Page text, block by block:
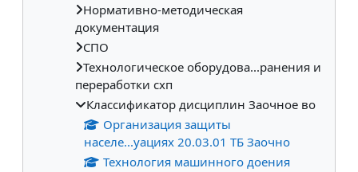
Нормативно-методическая
документация
СПО
Технологическое оборудова...ранения и
переработки схп
Классификатор дисциплин Заочное во
Организация защиты
населе...уациях 20.03.01 ТБ Заочно
Технология машинного доения